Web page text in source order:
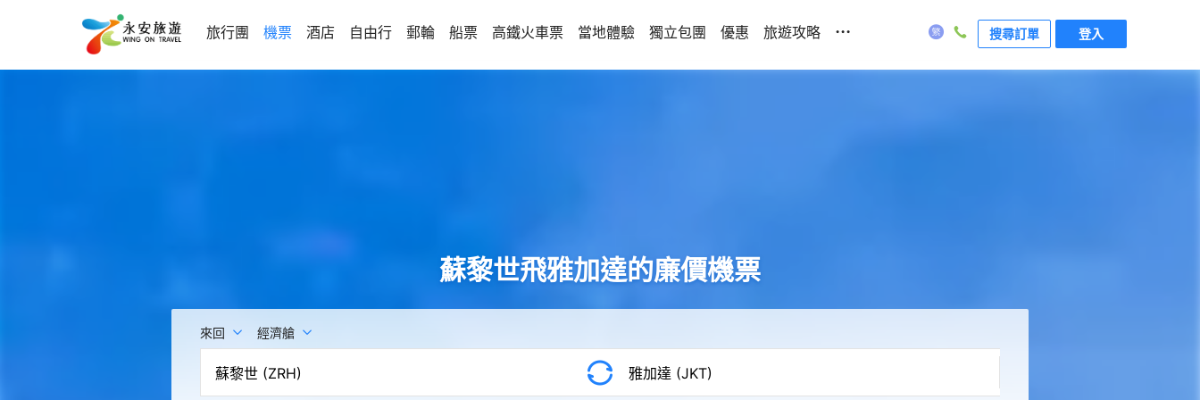
旅行團 機票 酒店 自由行 郵輪 船票 高鐵火車票 當地體驗 獨立包團 優惠 旅遊攻略 ... 搜尋訂單 登入
蘇黎世飛雅加達的廉價機票
來回 經濟艙